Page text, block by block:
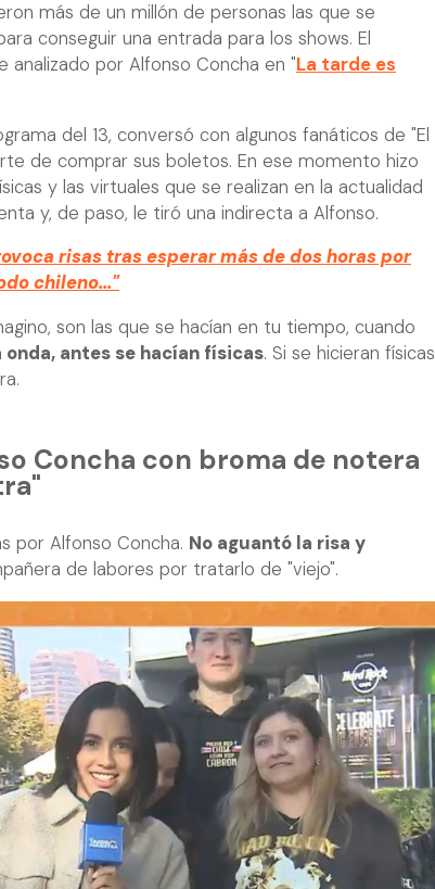
más de un millón de personas las que se
conseguir una entrada para los shows. El
por Alfonso Concha en "La tarde es
del 13, conversó con algunos fanáticos de "El
de comprar sus boletos. En ese momento hizo
y las virtuales que se realizan en la actualidad
y, de paso, le tiró una indirecta a Alfonso.
risas tras esperar más de dos horas por
chileno..."
son las que se hacían en tu tiempo, cuando
onda, antes se hacían físicas. Si se hicieran físicas
Concha con broma de notera
por Alfonso Concha. No aguantó la risa y
de labores por tratarlo de "viejo".